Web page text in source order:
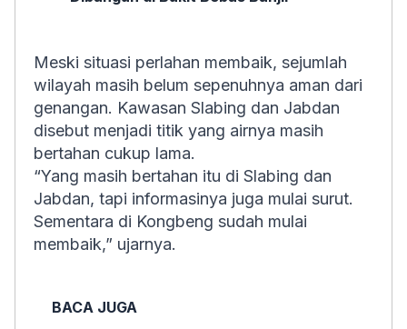
Meski situasi perlahan membaik, sejumlah
wilayah masih belum sepenuhnya aman dari
genangan. Kawasan Slabing dan Jabdan
disebut menjadi titik yang airnya masih
bertahan cukup lama.
“Yang masih bertahan itu di Slabing dan
Jabdan, tapi informasinya juga mulai surut.
Sementara di Kongbeng sudah mulai
membaik,” ujarnya.
BACA JUGA